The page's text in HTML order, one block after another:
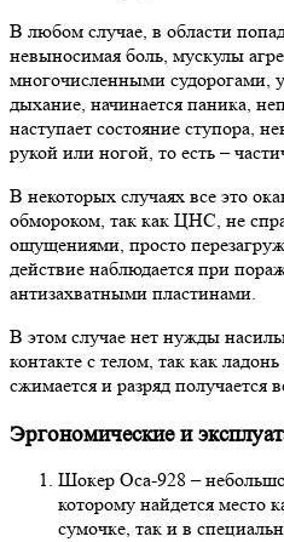
В любом случае, в области
невыносимая боль, мускулы
многочисленными судорогами,
дыхание, начинается паника,
наступает состояние ступора,
рукой или ногой, то есть –
В некоторых случаях все это
обмороком, так как ЦНС, не
ощущениями, просто
действие наблюдается при
антизахватными пластинами.
В этом случае нет нужды
контакте с телом, так как
сжимается и разряд получается
Эргономические и
Шокер Оса-928 –
которому найдется место
сумочке, так и в